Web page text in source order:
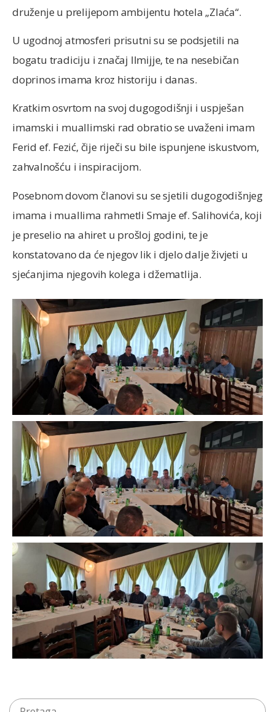
druženje u prelijepom ambijentu hotela „Zlaća“.
U ugodnoj atmosferi prisutni su se podsjetili na
bogatu tradiciju i značaj Ilmijje, te na nesebičan
doprinos imama kroz historiju i danas.
Kratkim osvrtom na svoj dugogodišnji i uspješan
imamski i muallimski rad obratio se uvaženi imam
Ferid ef. Fezić, čije riječi su bile ispunjene iskustvom,
zahvalnošću i inspiracijom.
Posebnom dovom članovi su se sjetili dugogodišnjeg
imama i muallima rahmetli Smaje ef. Salihovića, koji
je preselio na ahiret u prošloj godini, te je
konstatovano da će njegov lik i djelo dalje živjeti u
sjećanjima njegovih kolega i džematlija.